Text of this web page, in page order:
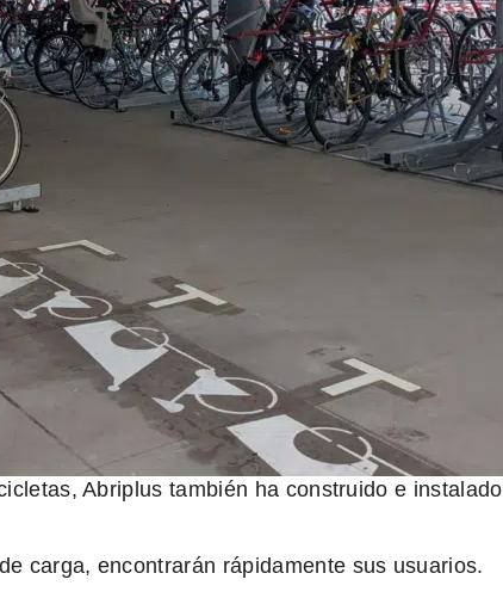
Abriplus también ha construido e instalado
carga, encontrarán rápidamente sus usuarios.